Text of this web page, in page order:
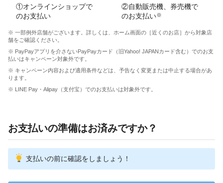
①オンラインショップで
のお支払い
②自動販売機、券売機で
のお支払い※
※ 一部例外店舗がございます。詳しくは、ホーム画面の［近くのお店］から対象店
舗をご確認ください。
※ PayPayアプリを介さないPayPayカード（旧Yahoo! JAPANカード含む）でのお支
払いはキャンペーン対象外です。
※ キャンペーン内容および適用条件などは、予告なく変更または中止する場合があ
ります。
※ LINE Pay・Alipay（支付宝）でのお支払いは対象外です。
お支払いの準備はお済みですか？
支払いの前に確認をしましょう！